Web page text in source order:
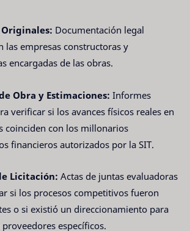
Documentación legal
las empresas constructoras y
encargadas de las obras.
Obra y Estimaciones: Informes
verificar si los avances físicos reales en
coinciden con los millonarios
financieros autorizados por la SIT.
Licitación: Actas de juntas evaluadoras
si los procesos competitivos fueron
o si existió un direccionamiento para
específicos.